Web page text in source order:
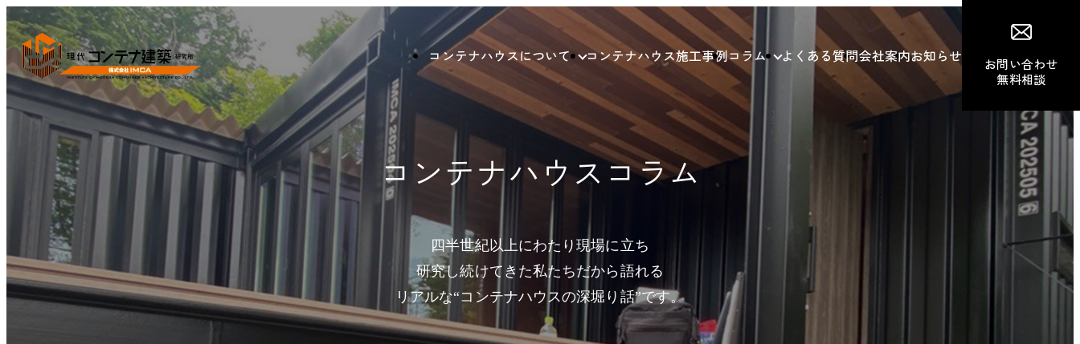
コンテナハウスについて コンテナハウス施工事例コラム よくある質問会社案内お知らせ
お問い合わせ
無料相談
コンテナハウスコラム
四半世紀以上にわたり現場に立ち
研究し続けてきた私たちだから語れる
リアルな“コンテナハウスの深堀り話”です。